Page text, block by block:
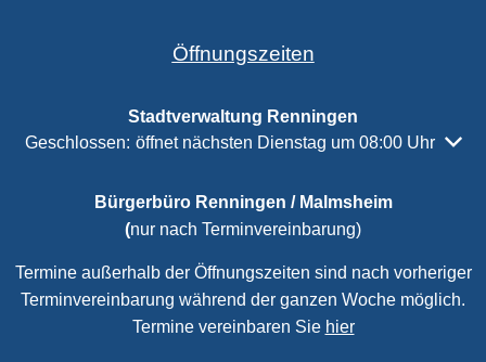
Öffnungszeiten
Stadtverwaltung Renningen
Klicken, um weitere Öffnungs- oder Schließzeiten
Geschlossen: öffnet nächsten Dienstag um 08:00 Uhr
Bürgerbüro Renningen / Malmsheim
(nur nach Terminvereinbarung)
Termine außerhalb der Öffnungszeiten sind nach vorheriger
Terminvereinbarung während der ganzen Woche möglich.
Termine vereinbaren Sie hier